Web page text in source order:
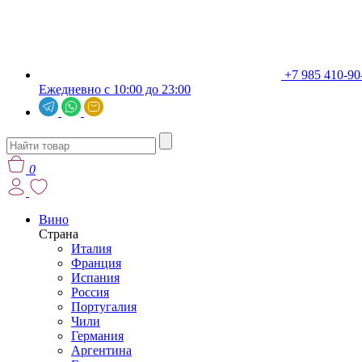
+7 985 410-
Ежедневно с 10:00 до 23:00
0
Вино
Страна
Италия
Франция
Испания
Россия
Португалия
Чили
Германия
Аргентина